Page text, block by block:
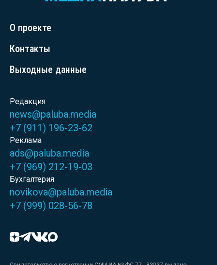
О проекте
Контакты
Выходные данные
Редакция
news@paluba.media
+7 (911) 196-23-62
Реклама
ads@paluba.media
+7 (969) 212-19-03
Бухгалтерия
novikova@paluba.media
+7 (999) 028-56-78